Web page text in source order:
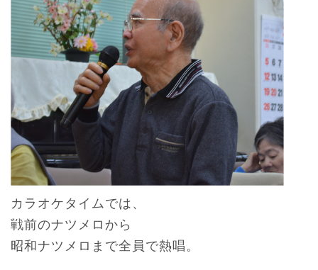
カラオケタイムでは、
戦前のナツメロから
昭和ナツメロまで全員で熱唱。